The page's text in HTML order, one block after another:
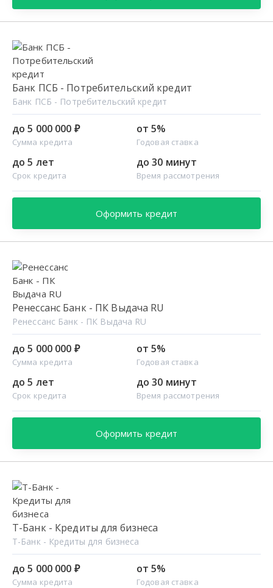
Банк ПСБ - Потребительский кредит
Банк ПСБ - Потребительский кредит
до 5 000 000 ₽
Сумма кредита
от 5%
Годовая ставка
до 5 лет
Срок кредита
до 30 минут
Время рассмотрения
Оформить кредит
Ренессанс Банк - ПК Выдача RU
Ренессанс Банк - ПК Выдача RU
до 5 000 000 ₽
Сумма кредита
от 5%
Годовая ставка
до 5 лет
Срок кредита
до 30 минут
Время рассмотрения
Оформить кредит
Т-Банк - Кредиты для бизнеса
Т-Банк - Кредиты для бизнеса
до 5 000 000 ₽
Сумма кредита
от 5%
Годовая ставка